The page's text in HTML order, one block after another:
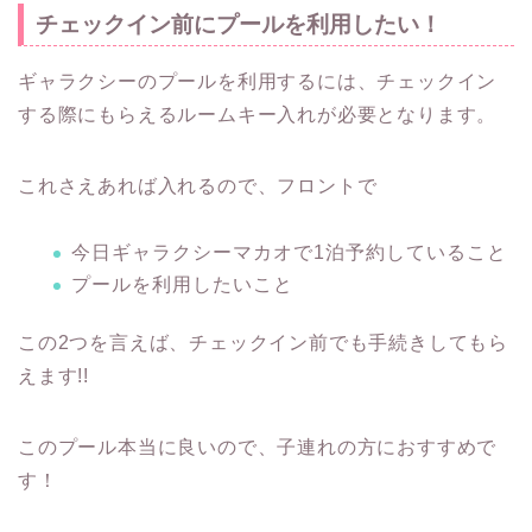
チェックイン前にプールを利用したい！
ギャラクシーのプールを利用するには、チェックイン
する際にもらえるルームキー入れが必要となります。
これさえあれば入れるので、フロントで
今日ギャラクシーマカオで1泊予約していること
プールを利用したいこと
この2つを言えば、チェックイン前でも手続きしてもら
えます!!
このプール本当に良いので、子連れの方におすすめで
す！